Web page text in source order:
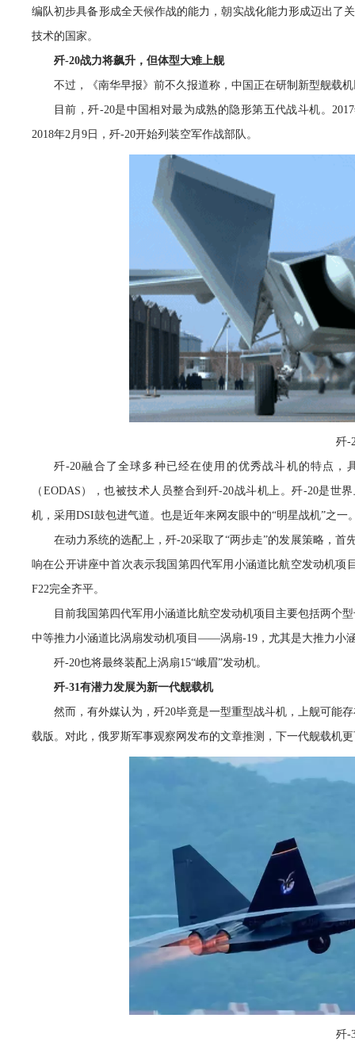
编队初步具备形成全天候作战的能力，朝实战化能力形成迈出了
技术的国家。
歼-20战力将飙升，但体型大难上舰
不过，《南华早报》前不久报道称，中国正在研制新型舰载
目前，歼-20是中国相对最为成熟的隐形第五代战斗机。
2018年2月9日，歼-20开始列装空军作战部队。
歼-
歼-20融合了全球多种已经在使用的优秀战斗机的特点，
（EODAS），也被技术人员整合到歼-20战斗机上。歼-20是
机，采用DSI鼓包进气道。也是近年来网友眼中的“明星战机”之一
在动力系统的选配上，歼-20采取了“两步走”的发展策略，首
响在公开讲座中首次表示我国第四代军用小涵道比航空发动机
F22完全齐平。
目前我国第四代军用小涵道比航空发动机项目主要包括两
中等推力小涵道比涡扇发动机项目——涡扇-19，尤其是大推力小
歼-20也将最终装配上涡扇15“峨眉”发动机。
歼-31有潜力发展为新一代舰载机
然而，有外媒认为，歼20毕竟是一型重型战斗机，上舰可能
载版。对此，俄罗斯军事观察网发布的文章推测，下一代舰载机
歼-